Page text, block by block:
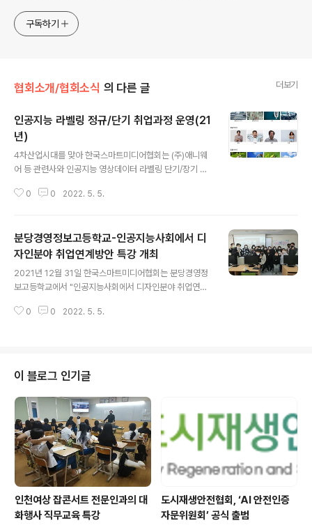
제작, 홍보, 모바일 서비스 등 다양한 분야의 300여 개 기업
및 기관이 주요 회원사로 참여하여 상생을 통한 새로운 부가가
구독하기
협회소개/협회소식 의 다른 글 더보기
인공지능 라벨링 정규/단기 취업과정 운영(21
년)
4차산업시대를 맞아 한국스마트미디어협회는 (주)애니웨
어 등 관련사와 인공지능 영상데이터 라벨링 단기/장기 채
서 온오프 업무를 진행하고 있으며, 향후 한세대학교와 연
많은 일자리 창출과 인공지능선진국가로 도약을 위해 많은
청장년의 참여를 기대합니다. 협회 사무국 031-309-02
0 0 2022. 5. 5.
분당경영정보고등학교-인공지능사회에서 디
자인분야 취업연계방안 특강 개최
2021년 12월 31일 한국스마트미디어협회는 분당경영정
보고등학교에서 "인공지능사회에서 디자인분야 취업연계
2D기반의 인터넷 기반 그래픽교육에서 메타버스 환경으
비할 때인 것으로 판단됩니다.
0 0 2022. 5. 5.
이 블로그 인기글
인천여상 잡콘서트 전문인과의 대
화행사 직무교육 특강
도시재생안전협회, ‘AI 안전인증
자문위원회’ 공식 출범